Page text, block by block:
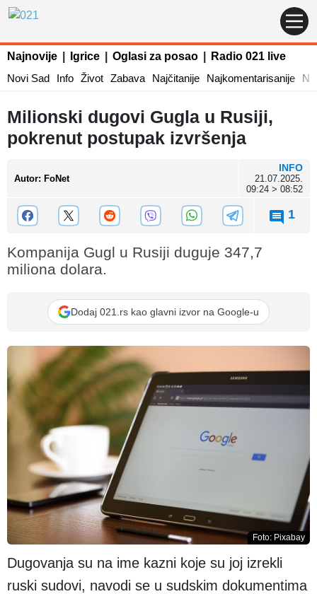
Najnovije Igrice Oglasi za posao
Radio 021 live
Novi Sad
Info Život Zabava Najčitanije Najkomentarisanije
Milionski dugovi Gugla u Rusiji,
pokrenut postupak izvršenja
Autor: FoNet
INFO
21.07.2025.
09:24 > 08:52
1
Kompanija Gugl u Rusiji duguje 347,7
miliona dolara.
Dodaj 021.rs kao glavni izvor na Google-u
Foto: Pixabay
Dugovanja su na ime kazni koje su joj izrekli
ruski sudovi, navodi se u sudskim dokumentima